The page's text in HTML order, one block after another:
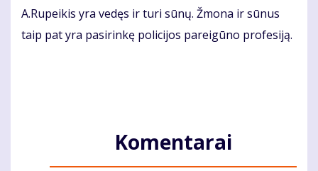
A.Rupeikis yra vedęs ir turi sūnų. Žmona ir sūnus
taip pat yra pasirinkę policijos pareigūno profesiją.
Komentarai